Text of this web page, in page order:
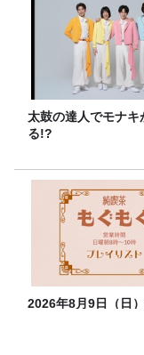
太鼓の達人でモナキ
る!?
2026年8月9日（日